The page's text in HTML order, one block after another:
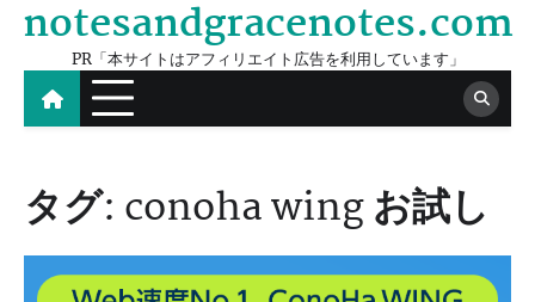
Skip
content
notesandgracenotes.com
PR「本サイトはアフィリエイト広告を利用しています」
タグ: conoha wing お試し